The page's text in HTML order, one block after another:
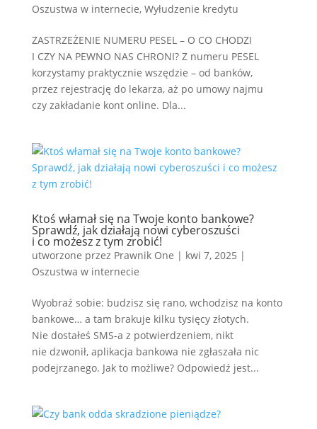
Oszustwa w internecie, Wyłudzenie kredytu
ZASTRZEŻENIE NUMERU PESEL – O CO CHODZI
I CZY NA PEWNO NAS CHRONI? Z numeru PESEL
korzystamy praktycznie wszędzie – od banków,
przez rejestrację do lekarza, aż po umowy najmu
czy zakładanie kont online. Dla...
Ktoś włamał się na Twoje konto bankowe?
Sprawdź, jak działają nowi cyberoszuści
i co możesz z tym zrobić!
utworzone przez Prawnik One | kwi 7, 2025 |
Oszustwa w internecie
Wyobraź sobie: budzisz się rano, wchodzisz na konto
bankowe… a tam brakuje kilku tysięcy złotych.
Nie dostałeś SMS-a z potwierdzeniem, nikt
nie dzwonił, aplikacja bankowa nie zgłaszała nic
podejrzanego. Jak to możliwe? Odpowiedź jest...